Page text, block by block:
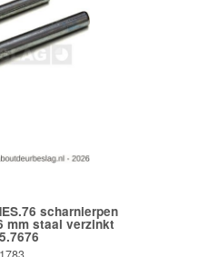
scharnierpen
mm staal verzinkt